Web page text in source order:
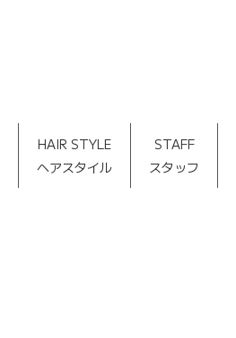
HAIR STYLE
ヘアスタイル
STAFF
スタッフ